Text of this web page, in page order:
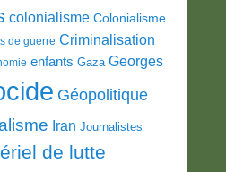
colonialisme Colonialisme
de guerre Criminalisation
enfants Gaza Georges
Géopolitique
Iran Journalistes
de lutte